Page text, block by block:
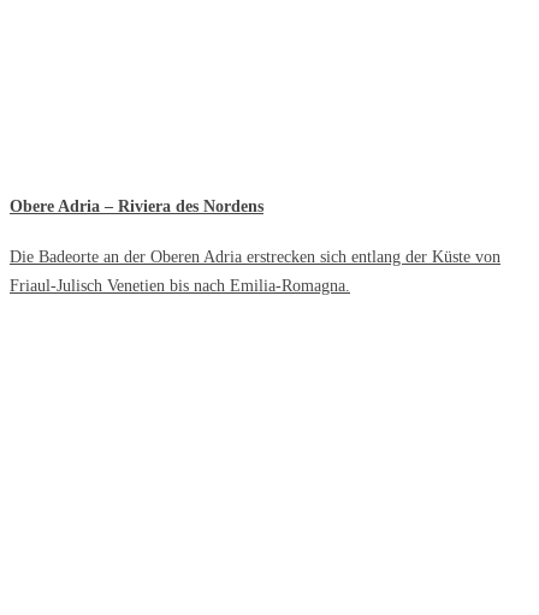
Obere Adria – Riviera des Nordens
Die Badeorte an der Oberen Adria erstrecken sich entlang der Küste von
Friaul-Julisch Venetien bis nach Emilia-Romagna.